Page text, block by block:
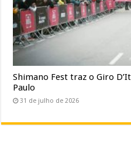
Shimano Fest traz o Giro
Paulo
31 de julho de 2026